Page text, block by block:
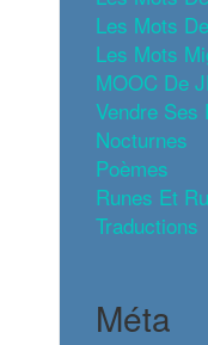
Les Mots
Les Mots
MOOC De
Vendre Ses
Nocturnes
Poèmes
Runes Et
Traductions
Méta